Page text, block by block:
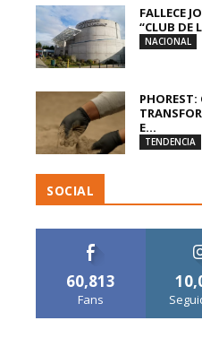
FALLECE
“CLUB DE
NACIONAL
E...
TENDENCIA
SOCIAL
60,813
Fans